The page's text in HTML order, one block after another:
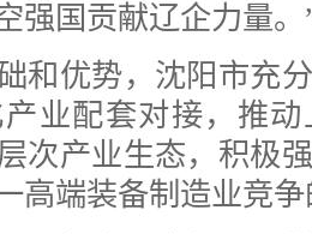
强国贡献辽企力量。
优势，沈阳市充分
业配套对接，推
次产业生态，积极
高端装备制造业竞